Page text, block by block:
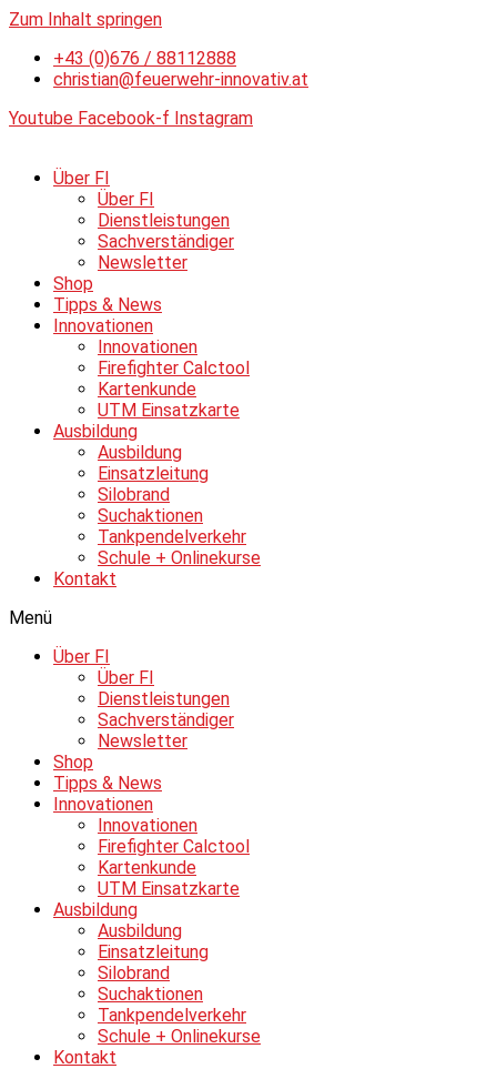
Zum Inhalt springen
+43 (0)676 / 88112888
christian@feuerwehr-innovativ.at
Youtube Facebook-f Instagram
Über FI
Über FI
Dienstleistungen
Sachverständiger
Newsletter
Shop
Tipps & News
Innovationen
Innovationen
Firefighter Calctool
Kartenkunde
UTM Einsatzkarte
Ausbildung
Ausbildung
Einsatzleitung
Silobrand
Suchaktionen
Tankpendelverkehr
Schule + Onlinekurse
Kontakt
Menü
Über FI
Über FI
Dienstleistungen
Sachverständiger
Newsletter
Shop
Tipps & News
Innovationen
Innovationen
Firefighter Calctool
Kartenkunde
UTM Einsatzkarte
Ausbildung
Ausbildung
Einsatzleitung
Silobrand
Suchaktionen
Tankpendelverkehr
Schule + Onlinekurse
Kontakt